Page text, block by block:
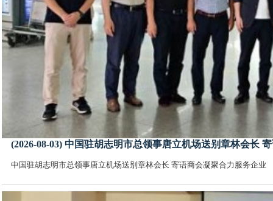
(2026-08-03) 中国驻胡志明市总领事唐立机场送别章林会长
中国驻胡志明市总领事唐立机场送别章林会长 寄语商会凝聚合力服务企业